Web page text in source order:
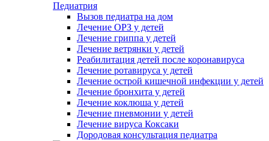
Педиатрия
Вызов педиатра на дом
Лечение ОРЗ у детей
Лечение гриппа у детей
Лечение ветрянки у детей
Реабилитация детей после коронавируса
Лечение ротавируса у детей
Лечение острой кишечной инфекции у детей
Лечение бронхита у детей
Лечение коклюша у детей
Лечение пневмонии у детей
Лечение вируса Коксаки
Дородовая консультация педиатра